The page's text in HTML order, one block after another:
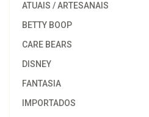
ATUAIS / ARTESANAIS
BETTY BOOP
CARE BEARS
DISNEY
FANTASIA
IMPORTADOS